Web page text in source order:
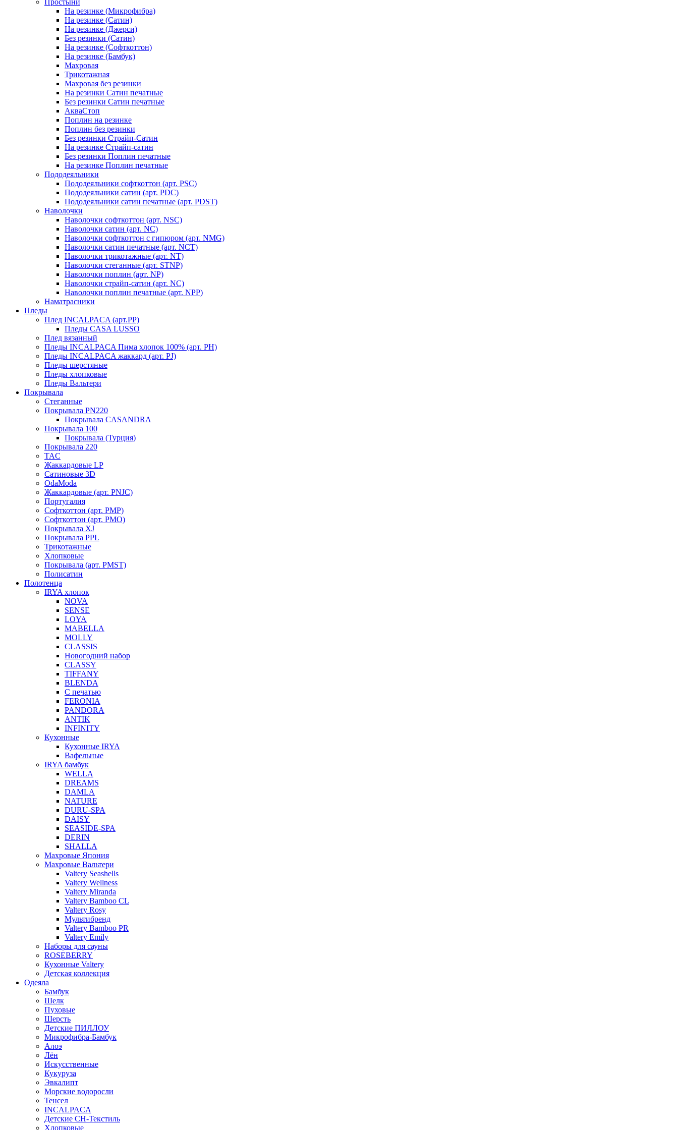
Простыни
На резинке (Микрофибра)
На резинке (Сатин)
На резинке (Джерси)
Без резинки (Сатин)
На резинке (Софткоттон)
На резинке (Бамбук)
Махровая
Трикотажная
Махровая без резинки
На резинки Сатин печатные
Без резинки Сатин печатные
АкваСтоп
Поплин на резинке
Поплин без резинки
Без резинки Страйп-Сатин
На резинке Страйп-сатин
Без резинки Поплин печатные
На резинке Поплин печатные
Пододеяльники
Пододеяльники софткоттон (арт. PSC)
Пододеяльники сатин (арт. PDC)
Пододеяльники сатин печатные (арт. PDST)
Наволочки
Наволочки софткоттон (арт. NSC)
Наволочки сатин (арт. NC)
Наволочки софткоттон с гипюром (арт. NMG)
Наволочки сатин печатные (арт. NCT)
Наволочки трикотажные (арт. NT)
Наволочки стеганные (арт. STNP)
Наволочки поплин (арт. NP)
Наволочки страйп-сатин (арт. NC)
Наволочки поплин печатные (арт. NPP)
Наматрасники
Пледы
Плед INCALPACA (арт.PP)
Пледы CASA LUSSO
Плед вязанный
Пледы INCALPACA Пима хлопок 100% (арт. PH)
Пледы INCALPACA жаккард (арт. PJ)
Пледы шерстяные
Пледы хлопковые
Пледы Вальтери
Покрывала
Стеганные
Покрывала PN220
Покрывала CASANDRA
Покрывала 100
Покрывала (Турция)
Покрывала 220
TAC
Жаккардовые LP
Сатиновые 3D
OdaModa
Жаккардовые (арт. PNJC)
Португалия
Софткоттон (арт. PMP)
Софткоттон (арт. PMO)
Покрывала XJ
Покрывала PPL
Трикотажные
Хлопковые
Покрывала (арт. PMST)
Полисатин
Полотенца
IRYA хлопок
NOVA
SENSE
LOYA
MABELLA
MOLLY
CLASSIS
Новогодний набор
CLASSY
TIFFANY
BLENDA
С печатью
FERONIA
PANDORA
ANTIK
INFINITY
Кухонные
Кухонные IRYA
Вафельные
IRYA бамбук
WELLA
DREAMS
DAMLA
NATURE
DURU-SPA
DAISY
SEASIDE-SPA
DERIN
SHALLA
Махровые Япония
Махровые Вальтери
Valtery Seashells
Valtery Wellness
Valtery Miranda
Valtery Bamboo CL
Valtery Rosy
Мультибренд
Valtery Bamboo PR
Valtery Emily
Наборы для сауны
ROSEBERRY
Кухонные Valtery
Детская коллекция
Одеяла
Бамбук
Шелк
Пуховые
Шерсть
Детские ПИЛЛОУ
Микрофибра-Бамбук
Алоэ
Лён
Искусственные
Кукуруза
Эвкалипт
Морские водоросли
Тенсел
INCALPACA
Детские СН-Текстиль
Хлопковые